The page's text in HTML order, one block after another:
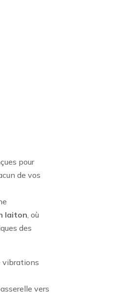
pour
de vos
laiton , où
des
vibrations
vers